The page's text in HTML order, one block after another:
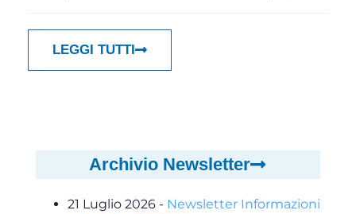
LEGGI TUTTI
Archivio Newsletter
21 Luglio 2026 - Newsletter Informazioni